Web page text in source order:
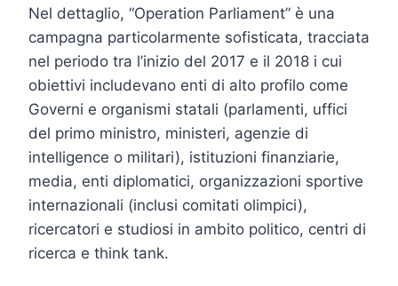
Nel dettaglio, “Operation Parliament” è una
campagna particolarmente sofisticata, tracciata
nel periodo tra l’inizio del 2017 e il 2018 i cui
obiettivi includevano enti di alto profilo come
Governi e organismi statali (parlamenti, uffici
del primo ministro, ministeri, agenzie di
intelligence o militari), istituzioni finanziarie,
media, enti diplomatici, organizzazioni sportive
internazionali (inclusi comitati olimpici),
ricercatori e studiosi in ambito politico, centri di
ricerca e think tank.